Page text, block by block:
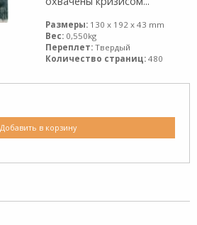
Размеры: 130 x 192 x 43 mm
Вес: 0,550kg
Переплет: Твердый
Количество страниц: 480
Добавить в корзину